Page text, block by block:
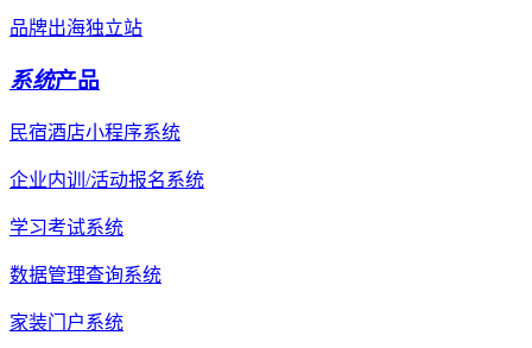
品牌出海独立站
系统产品
民宿酒店小程序系统
企业内训/活动报名系统
学习考试系统
数据管理查询系统
家装门户系统